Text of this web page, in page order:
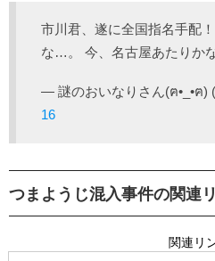
市川君、遂に全国指名手配
な…。 今、名古屋あたりかな
— 謎のおいなりさん(ฅ•_•ฅ)
16
つまようじ混入事件の関連
関連リ